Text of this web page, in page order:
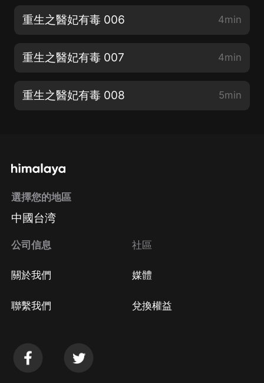
重生之醫妃有毒 006 4min
重生之醫妃有毒 007 4min
重生之醫妃有毒 008 5min
選擇您的地區
中國台湾
公司信息
關於我們
聯繫我們
社區
媒體
兌換權益